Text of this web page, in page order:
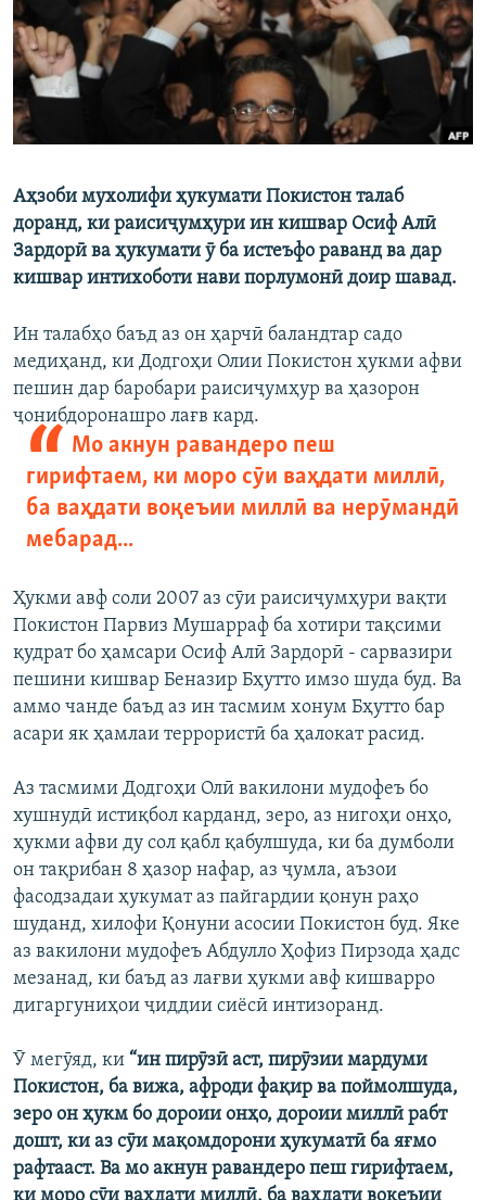
ГУЗОРИШҲОИ РАДИОӢ
Русский
ПАЙГИРӢ КУНЕД
Ҳамаи сомонаҳои RFE/RL
Аҳзоби мухолифи ҳукумати Покистон талаб
доранд, ки раисиҷумҳури ин кишвар Осиф Алӣ
Зардорӣ ва ҳукумати ӯ ба истеъфо раванд ва дар
кишвар интихоботи нави порлумонӣ доир шавад.
Ин талабҳо баъд аз он ҳарчӣ баландтар садо
медиҳанд, ки Додгоҳи Олии Покистон ҳукми афви
пешин дар баробари раисиҷумҳур ва ҳазорон
ҷонибдоронашро лағв кард.
Мо акнун равандеро пеш
гирифтаем, ки моро сӯи ваҳдати миллӣ,
ба ваҳдати воқеъии миллӣ ва нерӯмандӣ
мебарад...
Ҳукми авф соли 2007 аз сӯи раисиҷумҳури вақти
Покистон Парвиз Мушарраф ба хотири тақсими
қудрат бо ҳамсари Осиф Алӣ Зардорӣ - сарвазири
пешини кишвар Беназир Бҳутто имзо шуда буд. Ва
аммо чанде баъд аз ин тасмим хонум Бҳутто бар
асари як ҳамлаи террористӣ ба ҳалокат расид.
Аз тасмими Додгоҳи Олӣ вакилони мудофеъ бо
хушнудӣ истиқбол карданд, зеро, аз нигоҳи онҳо,
ҳукми афви ду сол қабл қабулшуда, ки ба думболи
он тақрибан 8 ҳазор нафар, аз ҷумла, аъзои
фасодзадаи ҳукумат аз пайгардии қонун раҳо
шуданд, хилофи Қонуни асосии Покистон буд. Яке
аз вакилони мудофеъ Абдулло Ҳофиз Пирзода ҳадс
мезанад, ки баъд аз лағви ҳукми авф кишварро
дигаргуниҳои ҷиддии сиёсӣ интизоранд.
Ӯ мегӯяд, ки “ин пирӯзӣ аст, пирӯзии мардуми
Покистон, ба вижа, афроди фақир ва поймолшуда,
зеро он ҳукм бо дороии онҳо, дороии миллӣ рабт
дошт, ки аз сӯи мақомдорони ҳукуматӣ ба яғмо
рафтааст. Ва мо акнун равандеро пеш гирифтаем,